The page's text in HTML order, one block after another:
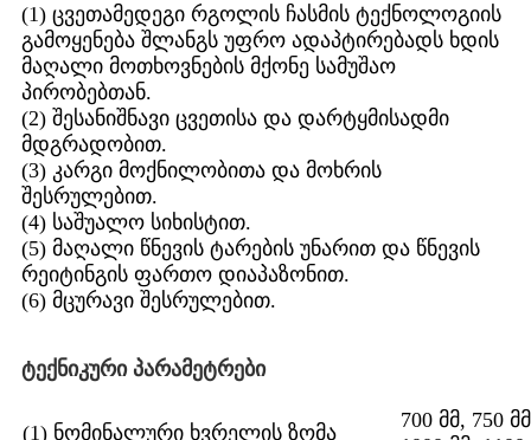
(1) ცვეთამედეგი რგოლის ჩასმის ტექნოლოგიის
გამოყენება შლანგს უფრო ადაპტირებადს ხდის
მაღალი მოთხოვნების მქონე სამუშაო
პირობებთან.
(2) შესანიშნავი ცვეთისა და დარტყმისადმი
მდგრადობით.
(3) კარგი მოქნილობითა და მოხრის
შესრულებით.
(4) საშუალო სიხისტით.
(5) მაღალი წნევის ტარების უნარით და წნევის
რეიტინგის ფართო დიაპაზონით.
(6) მცურავი შესრულებით.
ტექნიკური პარამეტრები
(1) ნომინალური ხვრელის ზომა
700 მმ, 750